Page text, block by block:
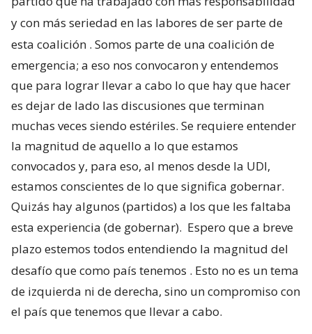
y con más seriedad en las labores de ser parte de
esta coalición . Somos parte de una coalición de
emergencia; a eso nos convocaron y entendemos
que para lograr llevar a cabo lo que hay que hacer
es dejar de lado las discusiones que terminan
muchas veces siendo estériles. Se requiere entender
la magnitud de aquello a lo que estamos
convocados y, para eso, al menos desde la UDI,
estamos conscientes de lo que significa gobernar.
Quizás hay algunos (partidos) a los que les faltaba
esta experiencia (de gobernar). Espero que a breve
plazo estemos todos entendiendo la magnitud del
desafío que como país tenemos . Esto no es un tema
de izquierda ni de derecha, sino un compromiso con
el país que tenemos que llevar a cabo.